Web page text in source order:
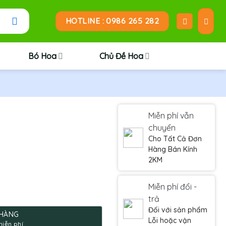
HOTLINE : 0986 265 282
Bó Hoa Chủ Đề Hoa
Miễn phí vẫn
chuyển
Cho Tất Cả Đơn
Hàng Bán Kính
2KM
Miễn phí đổi -
trả
Đối với sản phẩm
Lỗi hoặc vận